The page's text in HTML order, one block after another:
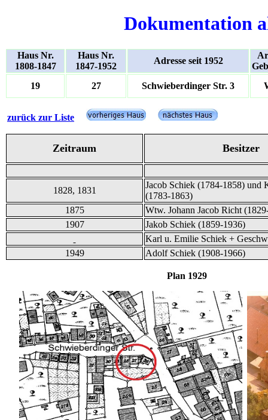
Dokumentation
Haus Nr.
1808-1847
Haus Nr.
1847-1952
Adresse seit 1952
19
27 Schwieberdinger Str. 3
zurück zur Liste
Zeitraum Besitzer
1828, 1831
Jacob Schiek (1784-1858) und
(1783-1863)
1875
Wtw. Johann Jacob Richt
1907
Jakob Schiek (1859-1936)
Karl u. Emilie Schiek +
1949
Adolf Schiek (1908-1966)
Plan 1929